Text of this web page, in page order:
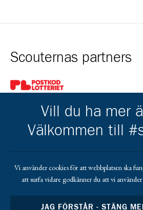
Scouternas partners
Gå till pl_50
Gå till https://www.mera.se/
Gå till https:// Gå till
Vill du ha mer
Välkommen till
Vi använder cookies för att webbplatsen ska
att surfa vidare godkänner du att vi använder
JAG FÖRSTÅR - STÄNG